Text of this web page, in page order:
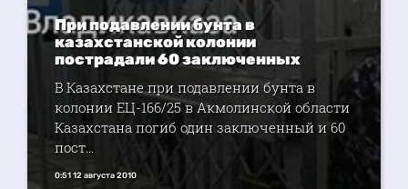
При подавлении бунта в
казахстанской колонии
пострадали 60 заключенных
В Казахстане при подавлении бунта в
колонии ЕЦ-166/25 в Акмолинской области
Казахстана погиб один заключенный и 60
пост...
0:51 12 августа 2010